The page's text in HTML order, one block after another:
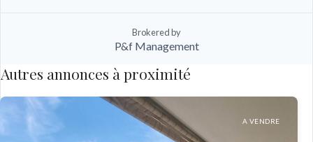
Brokered by
P&f Management
Autres annonces à proximité
A VENDRE